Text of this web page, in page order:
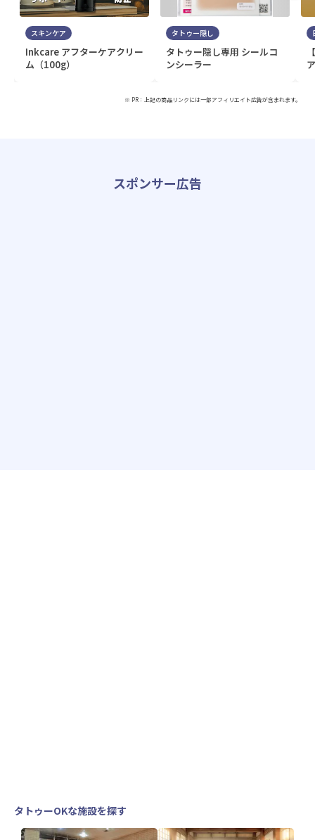
スキンケア
Inkcare アフターケアクリー
ム（100g）
タトゥー隠し
タトゥー隠し専用 シールコ
ンシーラー
※ PR：上記の商品リンクには一部アフィリエイト広告が含まれます。
スポンサー広告
タトゥーOKな施設を探す